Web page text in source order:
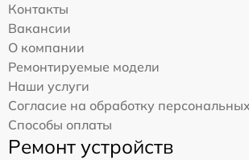
Контакты
Вакансии
О компании
Ремонтируемые модели
Наши услуги
Согласие на обработку
Способы оплаты
Ремонт устройств